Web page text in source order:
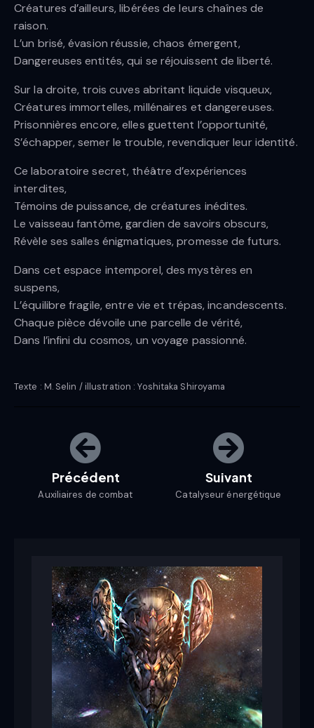
Créatures d’ailleurs, libérées de leurs chaînes de
raison.
L’un brisé, évasion réussie, chaos émergent,
Dangereuses entités, qui se réjouissent de liberté.
Sur la droite, trois cuves abritant liquide visqueux,
Créatures immortelles, millénaires et dangereuses.
Prisonnières encore, elles guettent l’opportunité,
S’échapper, semer le trouble, revendiquer leur identité.
Ce laboratoire secret, théâtre d’expériences
interdites,
Témoins de puissance, de créatures inédites.
Le vaisseau fantôme, gardien de savoirs obscurs,
Révèle ses salles énigmatiques, promesse de futurs.
Dans cet espace intemporel, des mystères en
suspens,
L’équilibre fragile, entre vie et trépas, incandescents.
Chaque pièce dévoile une parcelle de vérité,
Dans l’infini du cosmos, un voyage passionné.
Texte : M. Selin / illustration : Yoshitaka Shiroyama
Précédent
Auxiliaires de combat
Suivant
Catalyseur énergétique